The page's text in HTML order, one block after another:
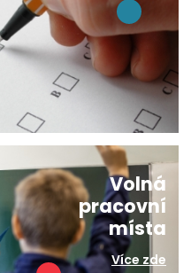
Volná
pracovní
místa
Více zde